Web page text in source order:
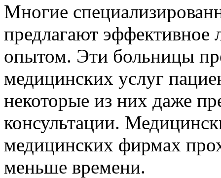
Многие
предлагают эффективное
опытом. Эти больницы
медицинских услуг
некоторые из них даже
консультации.
медицинских фирмах
меньше времени.